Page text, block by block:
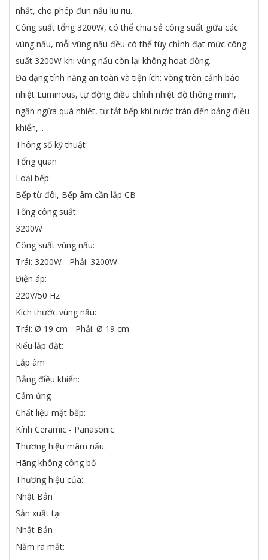
nhất, cho phép đun nấu liu riu.
Công suất tổng 3200W, có thể chia sẻ công suất giữa các
vùng nấu, mỗi vùng nấu đều có thể tùy chỉnh đạt mức công
suất 3200W khi vùng nấu còn lại không hoạt động.
Đa dạng tính năng an toàn và tiện ích: vòng tròn cảnh báo
nhiệt Luminous, tự động điều chỉnh nhiệt độ thông minh,
ngăn ngừa quá nhiệt, tự tắt bếp khi nước tràn đến bảng điều
khiển,...
Thông số kỹ thuật
Tổng quan
Loại bếp:
Bếp từ đôi, Bếp âm cần lắp CB
Tổng công suất:
3200W
Công suất vùng nấu:
Trái: 3200W - Phải: 3200W
Điện áp:
220V/50 Hz
Kích thước vùng nấu:
Trái: Ø 19 cm - Phải: Ø 19 cm
Kiểu lắp đặt:
Lắp âm
Bảng điều khiển:
Cảm ứng
Chất liệu mặt bếp:
Kính Ceramic - Panasonic
Thương hiệu mâm nấu:
Hãng không công bố
Thương hiệu của:
Nhật Bản
Sản xuất tại:
Nhật Bản
Năm ra mắt: